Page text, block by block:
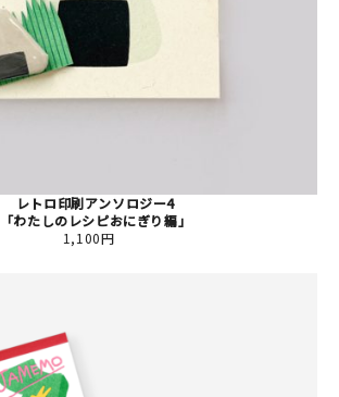
レトロ印刷アンソロジー4
「わたしのレシピおにぎり編」
1,100円